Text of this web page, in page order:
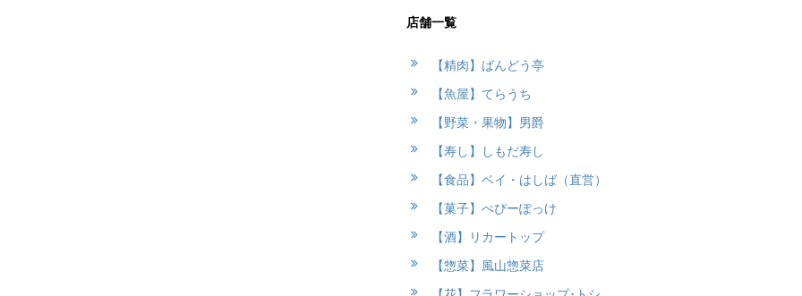
店舗一覧
【精肉】ばんどう亭
【魚屋】てらうち
【野菜・果物】男爵
【寿し】しもだ寿し
【食品】ベイ・はしば（直営）
【菓子】ぺぴーぽっけ
【酒】リカートップ
【惣菜】風山惣菜店